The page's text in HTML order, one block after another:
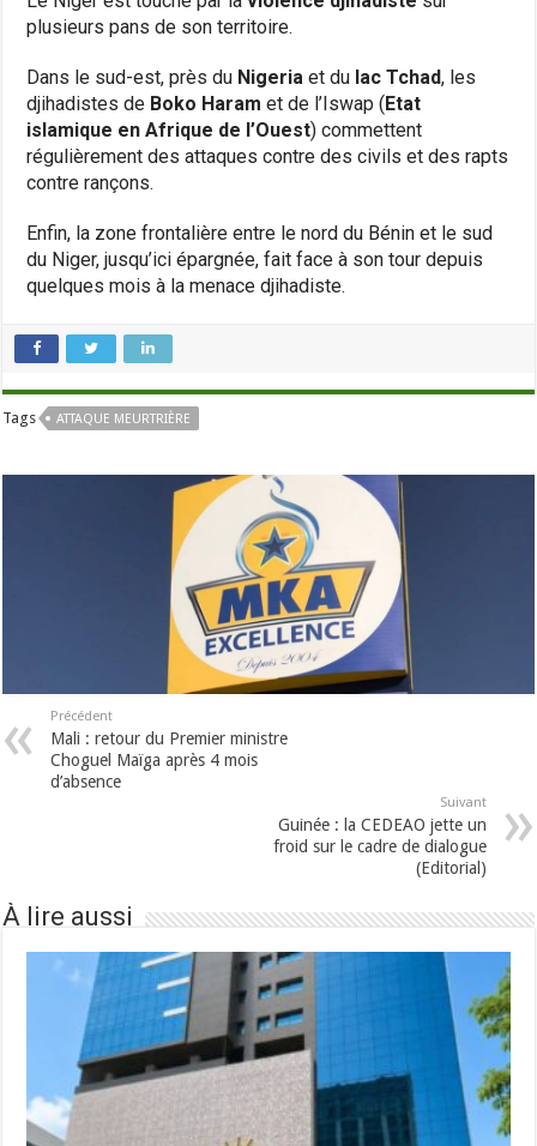
plusieurs pans de son territoire.
Dans le sud-est, près du Nigeria et du lac Tchad, les
djihadistes de Boko Haram et de l’Iswap (Etat
islamique en Afrique de l’Ouest) commettent
régulièrement des attaques contre des civils et des rapts
contre rançons.
Enfin, la zone frontalière entre le nord du Bénin et le sud
du Niger, jusqu’ici épargnée, fait face à son tour depuis
quelques mois à la menace djihadiste.
Tags ATTAQUE MEURTRIÈRE
Précédent
Mali : retour du Premier ministre
Choguel Maïga après 4 mois
d’absence
Suivant
Guinée : la CEDEAO jette un
froid sur le cadre de dialogue
(Editorial)
À lire aussi